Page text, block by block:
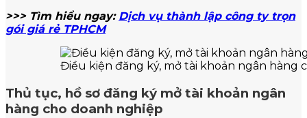
>>> Tìm hiểu ngay: Dịch vụ thành lập công ty trọn
gói giá rẻ TPHCM
Điều kiện đăng ký, mở tài khoản ngân hàng
Thủ tục, hồ sơ đăng ký mở tài khoản ngân
hàng cho doanh nghiệp